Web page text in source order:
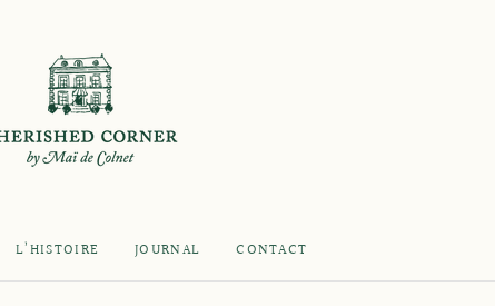
L’HISTOIRE JOURNAL CONTACT